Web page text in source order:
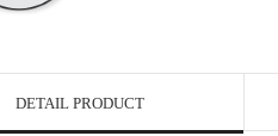
DETAIL PRODUCT